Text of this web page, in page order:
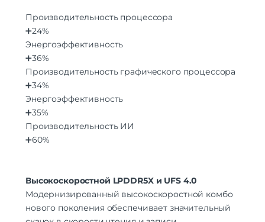
Производительность процессора
➕24%
Энергоэффективность
➕36%
Производительность графического процессора
➕34%
Энергоэффективность
➕35%
Производительность ИИ
➕60%
Высокоскоростной LPDDR5X и UFS 4.0
Модернизированный высокоскоростной комбо
нового поколения обеспечивает значительный